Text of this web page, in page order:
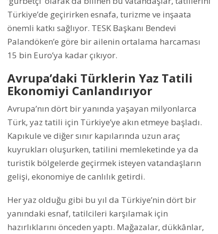
Türkiye’de geçirirken esnafa, turizme ve inşaata
önemli katkı sağlıyor. TESK Başkanı Bendevi
Palandöken’e göre bir ailenin ortalama harcaması
15 bin Euro’ya kadar çıkıyor.
Avrupa’daki Türklerin Yaz Tatili
Ekonomiyi Canlandırıyor
Avrupa’nın dört bir yanında yaşayan milyonlarca
Türk, yaz tatili için Türkiye’ye akın etmeye başladı.
Kapıkule ve diğer sınır kapılarında uzun araç
kuyrukları oluşurken, tatilini memleketinde ya da
turistik bölgelerde geçirmek isteyen vatandaşların
gelişi, ekonomiye de canlılık getirdi.
Her yaz olduğu gibi bu yıl da Türkiye’nin dört bir
yanındaki esnaf, tatilcileri karşılamak için
hazırlıklarını önceden yaptı. Mağazalar, dükkânlar,